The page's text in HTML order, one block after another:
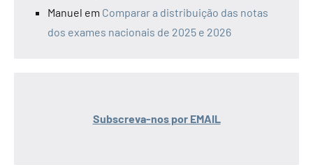
Manuel em Comparar a distribuição das notas
dos exames nacionais de 2025 e 2026
Subscreva-nos por EMAIL